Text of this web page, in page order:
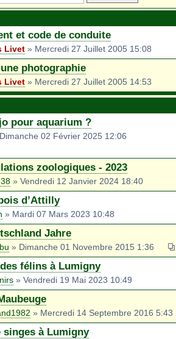
et code de conduite
Livet » Mercredi 27 Juillet 2005 15:08
photographie
Livet » Mercredi 27 Juillet 2005 14:53
pour aquarium ?
02 Février 2025 12:06
zoologiques - 2023
» Vendredi 12 Janvier 2024 18:40
d’Attilly
» Mardi 07 Mars 2023 10:48
Jahre
» Dimanche 01 Novembre 2015 1:36
félins à Lumigny
» Vendredi 19 Mai 2023 10:49
» Mercredi 14 Septembre 2016 5:43
singes à Lumigny